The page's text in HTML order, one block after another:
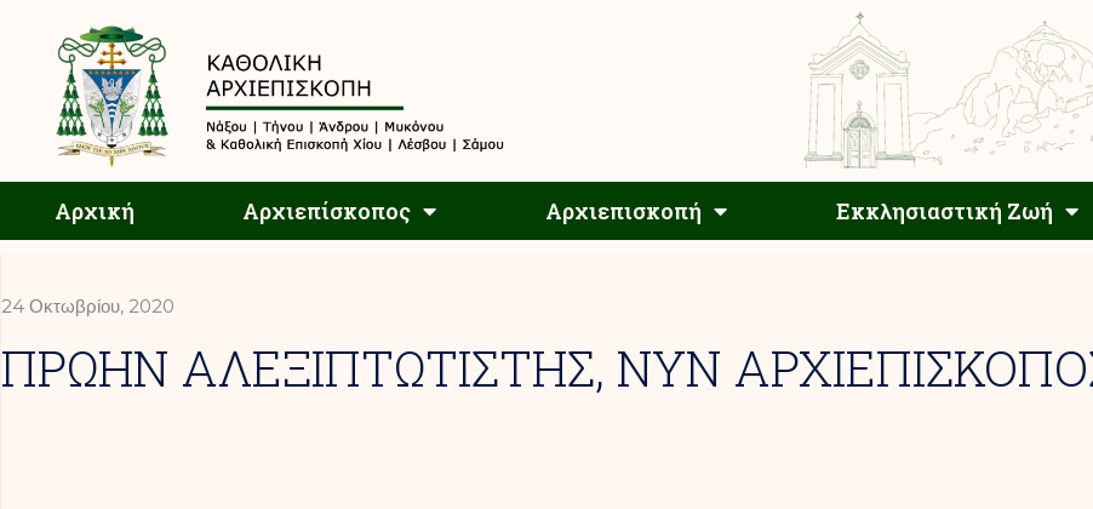
Αρχική Αρχιεπίσκοπος Αρχιεπισκοπή Εκκλησιαστική Ζωή
Αρχιεπισκοπή
24 Οκτωβρίου, 2020
ΠΡΩΗΝ ΑΛΕΞΙΠΤΩΤΙΣΤΗΣ, ΝΥΝ